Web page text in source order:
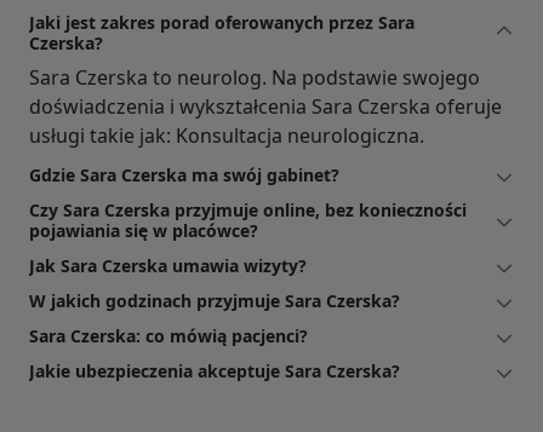
Jaki jest zakres porad oferowanych przez Sara
Czerska?
Sara Czerska to neurolog. Na podstawie swojego
doświadczenia i wykształcenia Sara Czerska oferuje
usługi takie jak: Konsultacja neurologiczna.
Gdzie Sara Czerska ma swój gabinet?
Czy Sara Czerska przyjmuje online, bez konieczności
pojawiania się w placówce?
Jak Sara Czerska umawia wizyty?
W jakich godzinach przyjmuje Sara Czerska?
Sara Czerska: co mówią pacjenci?
Jakie ubezpieczenia akceptuje Sara Czerska?